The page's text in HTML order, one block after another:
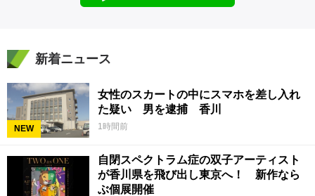
新着ニュース
NEW
女性のスカートの中にスマホを差し入れ
た疑い 男を逮捕 香川
1時間前
自閉スペクトラム症の双子アーティスト
が香川県を飛び出し東京へ！ 新作なら
ぶ個展開催